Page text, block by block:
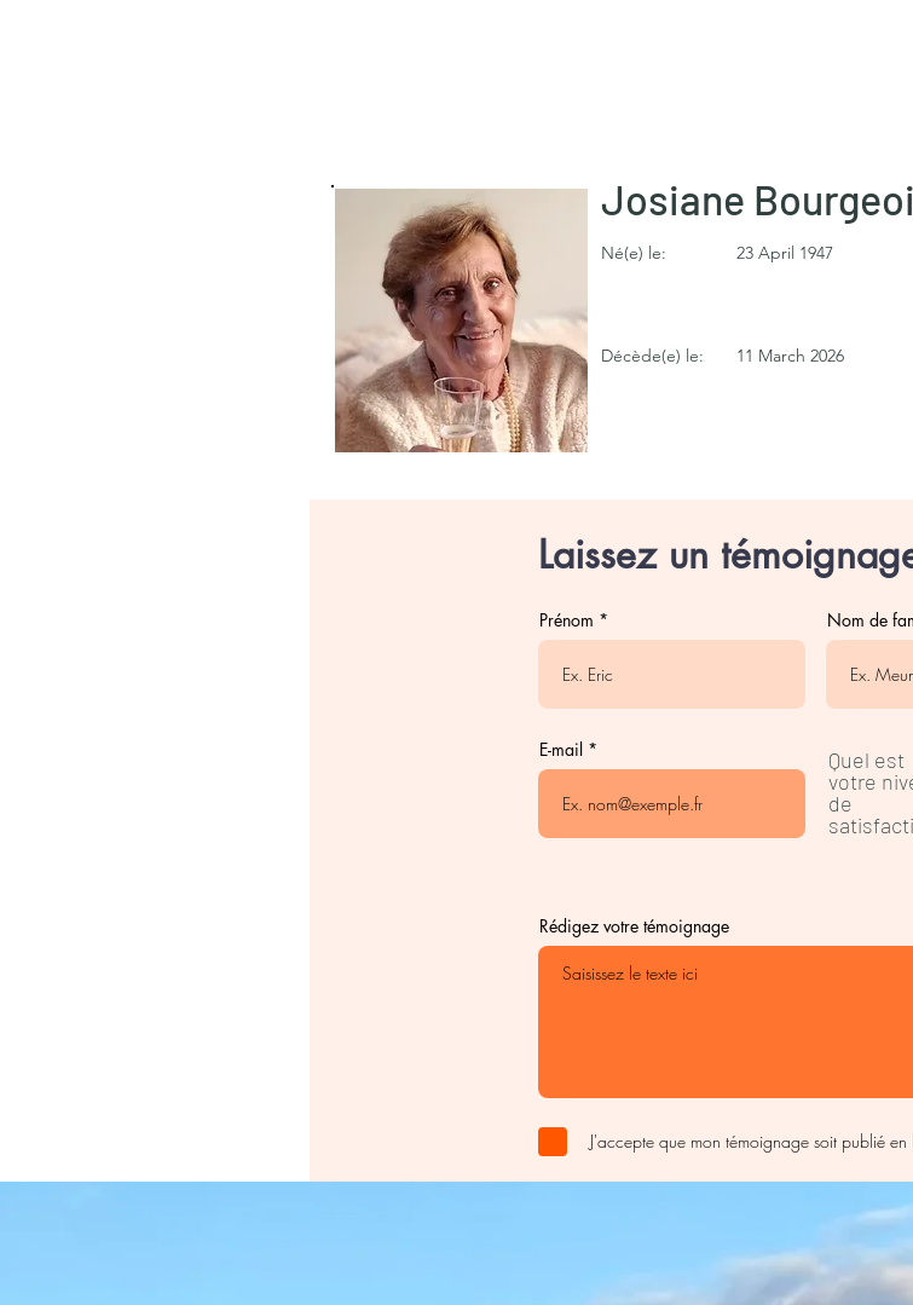
Josiane
23 April 1947
11 March 2026
Né(e) le:
Décède(e) le:
Laissez un
Prénom Nom de
E-mail
Quel est
votre
de
Rédigez votre témoignage
J'accepte que mon témoignage soit publié en